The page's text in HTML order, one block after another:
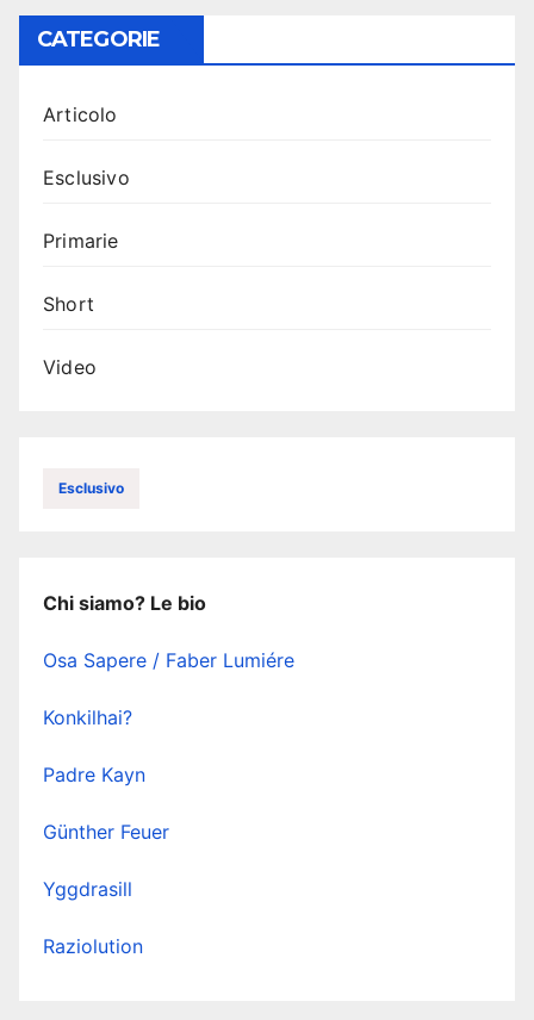
CATEGORIE
Articolo
Esclusivo
Primarie
Short
Video
Esclusivo
Chi siamo? Le bio
Osa Sapere / Faber Lumiére
Konkilhai?
Padre Kayn
Günther Feuer
Yggdrasill
Raziolution